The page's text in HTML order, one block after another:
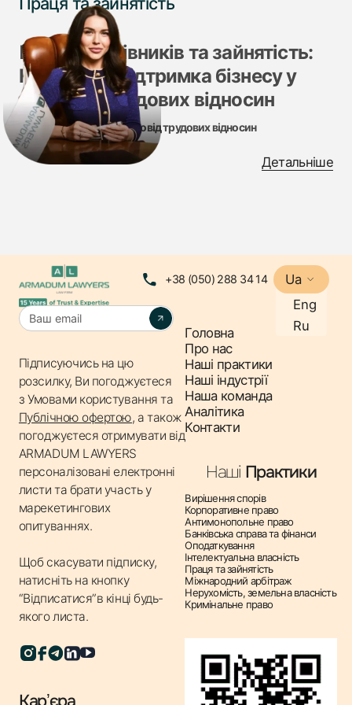
Права працівників та зайнятість:
Юридична підтримка бізнесу у
питаннях трудових відносин
Надійний правовий супровід трудових відносин
Юридична компанія ARMADUM LAWYERS надає
комплексні юридичні послуги у сфері трудового
✔ Консультації з питань трудового права – аналіз
трудових договорів, політик компанії та відповідність
вимогам законодавства.
✔ Оформлення трудових відносин – підготовка та
аналіз трудових договорів, колективних угод, правил
внутрішнього трудового розпорядку.
✔ Розв’язання трудових спорів – представництво
інтересів клієнтів у спорах з працівниками,
включаючи питання звільнення, оскарження
дисциплінарних стягнень та виплат.
✔ Консультації щодо звітності та кадрових питань –
допомога в підготовці звітності для державних
органів, консультації з кадрового обліку.
✔ Аудит трудових відносин – перевірка дотримання
трудового законодавства, аналіз практики ведення
кадрових справ.
✔ Захист прав працівників – правова допомога у
випадках порушення прав працівників, консультації
щодо колективних переговорів.
Чому юридична підтримка у сфері праці важлива?
Детальніше
+38 (050) 288 34 14
Ua
Eng
Ru
Підписуючись на цю
розсилку, Ви погоджуєтеся
з Умовами користування та
Публічною офертою, а також
погоджуєтеся отримувати від
ARMADUM LAWYERS
персоналізовані електронні
листи та брати участь у
марекетингових
опитуваннях.
Щоб скасувати підписку,
натисніть на кнопку
“Відписатися”в кінці будь-
якого листа.
Головна
Про нас
Наші практики
Наші індустрії
Наша команда
Аналітика
Контакти
Наші Практики
Вирішення спорів
Корпоративне право
Антимонопольне право
Банківська справа та фінанси
Оподаткування
Інтелектуальна власність
Праця та зайнятість
Міжнародний арбітраж
Нерухомість, земельна власність
Кримінальне право